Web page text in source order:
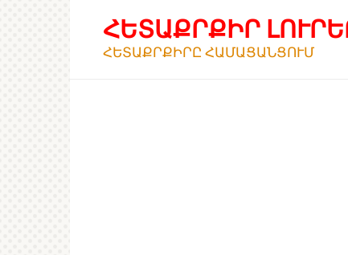
ՀԵՏԱՔՐՔԻՐ
ՀԵՏԱՔՐՔԻՐԸ ՀԱՄԱՑԱՆՑՈՒՄ